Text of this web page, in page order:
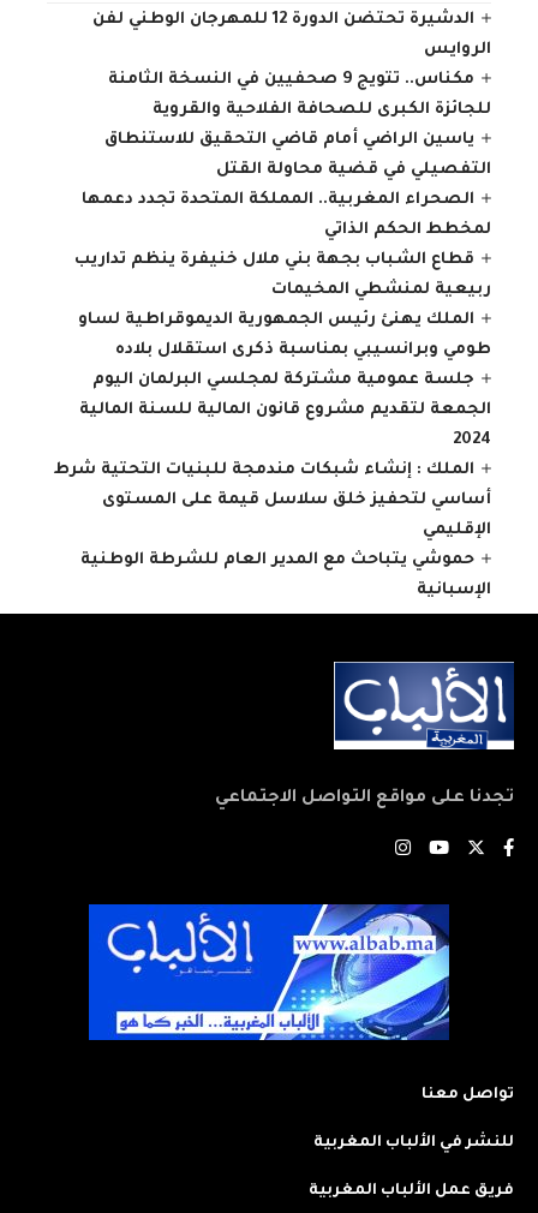
الدشيرة تحتضن الدورة 12 للمهرجان الوطني لفن
الروايس
مكناس.. تتويج 9 صحفيين في النسخة الثامنة
للجائزة الكبرى للصحافة الفلاحية والقروية
ياسين الراضي أمام قاضي التحقيق للاستنطاق
التفصيلي في قضية محاولة القتل
الصحراء المغربية.. المملكة المتحدة تجدد دعمها
لمخطط الحكم الذاتي
قطاع الشباب بجهة بني ملال خنيفرة ينظم تداريب
ربيعية لمنشطي المخيمات
الملك يهنئ رئيس الجمهورية الديموقراطية لساو
طومي وبرانسيبي بمناسبة ذكرى استقلال بلاده
جلسة عمومية مشتركة لمجلسي البرلمان اليوم
الجمعة لتقديم مشروع قانون المالية للسنة المالية
2024
الملك : إنشاء شبكات مندمجة للبنيات التحتية شرط
أساسي لتحفيز خلق سلاسل قيمة على المستوى
الإقليمي
حموشي يتباحث مع المدير العام للشرطة الوطنية
الإسبانية
تجدنا على مواقع التواصل الاجتماعي
تواصل معنا
للنشر في الألباب المغربية
فريق عمل الألباب المغربية